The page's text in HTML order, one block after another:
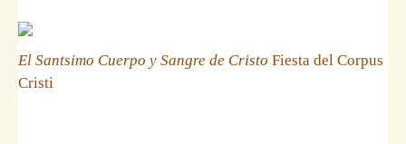
El Santsimo Cuerpo y Sangre de Cristo Fiesta del Corpus
Cristi